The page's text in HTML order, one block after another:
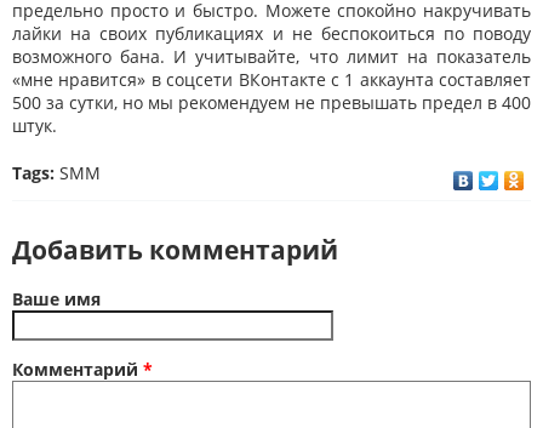
предельно просто и быстро. Можете спокойно накручивать
лайки на своих публикациях и не беспокоиться по поводу
возможного бана. И учитывайте, что лимит на показатель
«мне нравится» в соцсети ВКонтакте с 1 аккаунта составляет
500 за сутки, но мы рекомендуем не превышать предел в 400
штук.
Tags: SMM
Добавить комментарий
Ваше имя
Комментарий *